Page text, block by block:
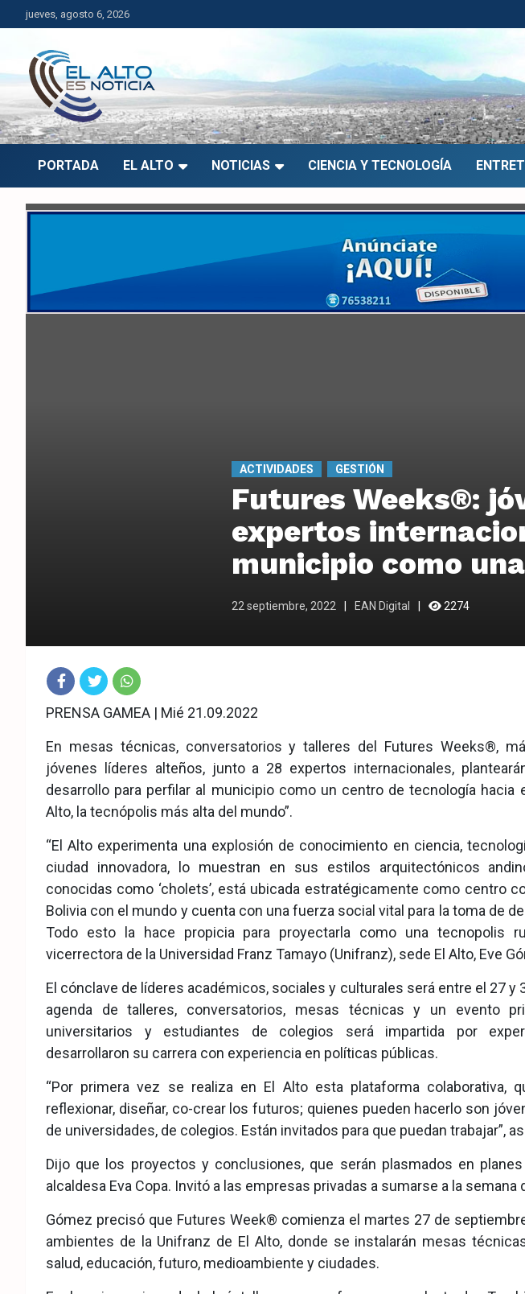
Saltar
al
contenido
jueves, agosto 6, 2026
El Alto es Noticia
Últimas noticias de El Alto, Bolivia y el mundo.
PORTADA EL ALTO NOTICIAS CIENCIA Y TECNOLOGÍA
ACTIVIDADES GESTIÓN
Futures Weeks®:
expertos
municipio como
22 septiembre, 2022 EAN Digital 2274
Fac
eb
ook
Twit Wha
tsA
pp
PRENSA GAMEA | Mié 21.09.2022
En mesas técnicas, conversatorios y talleres del Futures Weeks®,
jóvenes líderes alteños, junto a 28 expertos internacionales,
desarrollo para perfilar al municipio como un centro de tecnología hacia
Alto, la tecnópolis más alta del mundo”.
“El Alto experimenta una explosión de conocimiento en ciencia,
ciudad innovadora, lo muestran en sus estilos arquitectónicos
conocidas como ‘cholets’, está ubicada estratégicamente como centro
Bolivia con el mundo y cuenta con una fuerza social vital para la toma de
Todo esto la hace propicia para proyectarla como una tecnopolis
vicerrectora de la Universidad Franz Tamayo (Unifranz), sede El Alto, Eve
El cónclave de líderes académicos, sociales y culturales será entre el 27 y
agenda de talleres, conversatorios, mesas técnicas y un evento
universitarios y estudiantes de colegios será impartida por
desarrollaron su carrera con experiencia en políticas públicas.
“Por primera vez se realiza en El Alto esta plataforma colaborativa,
reflexionar, diseñar, co-crear los futuros; quienes pueden hacerlo son
de universidades, de colegios. Están invitados para que puedan trabajar”,
Dijo que los proyectos y conclusiones, que serán plasmados en
alcaldesa Eva Copa. Invitó a las empresas privadas a sumarse a la semana
Gómez precisó que Futures Week® comienza el martes 27 de
ambientes de la Unifranz de El Alto, donde se instalarán mesas
salud, educación, futuro, medioambiente y ciudades.